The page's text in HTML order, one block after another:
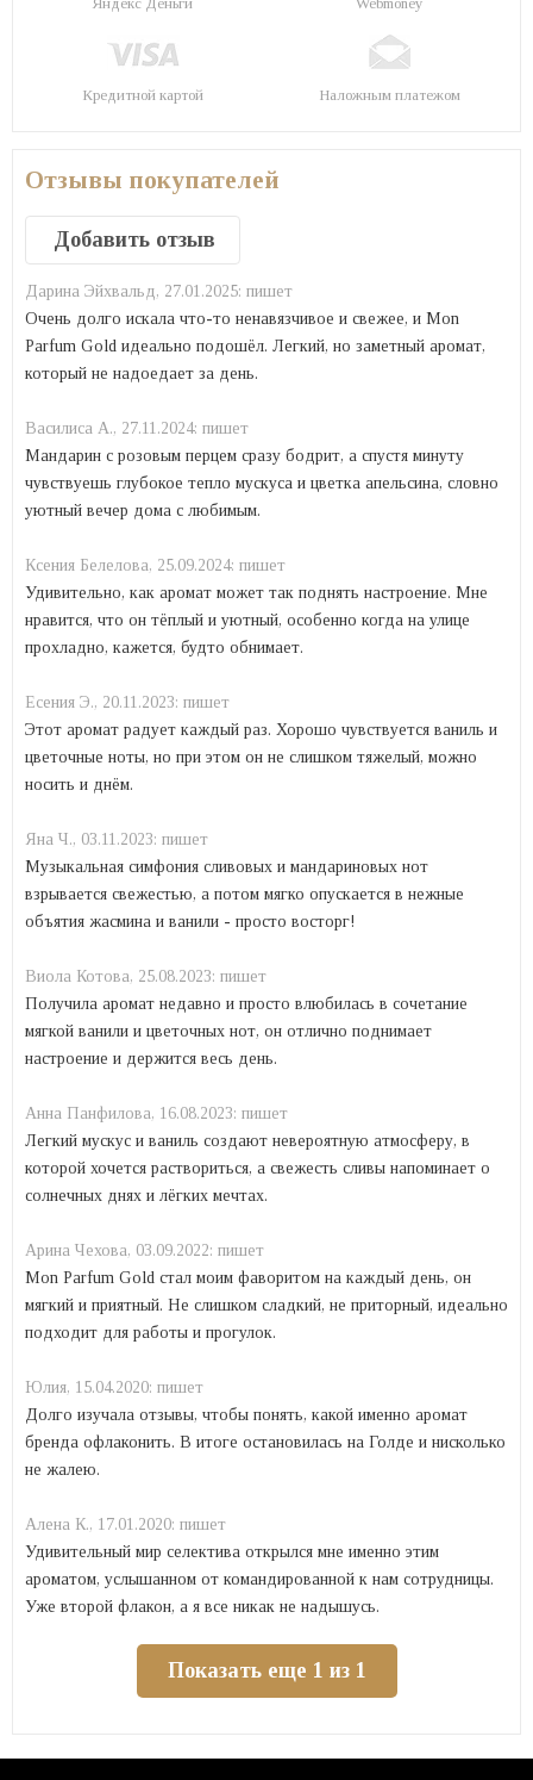
Кредитной картой Наложным платежом
Отзывы покупателей
Добавить отзыв
Дарина Эйхвальд, 27.01.2025: пишет
Очень долго искала что-то ненавязчивое и свежее, и Mon
Parfum Gold идеально подошёл. Легкий, но заметный аромат,
который не надоедает за день.
Василиса А., 27.11.2024: пишет
Мандарин с розовым перцем сразу бодрит, а спустя минуту
чувствуешь глубокое тепло мускуса и цветка апельсина, словно
уютный вечер дома с любимым.
Ксения Белелова, 25.09.2024: пишет
Удивительно, как аромат может так поднять настроение. Мне
нравится, что он тёплый и уютный, особенно когда на улице
прохладно, кажется, будто обнимает.
Есения Э., 20.11.2023: пишет
Этот аромат радует каждый раз. Хорошо чувствуется ваниль и
цветочные ноты, но при этом он не слишком тяжелый, можно
носить и днём.
Яна Ч., 03.11.2023: пишет
Музыкальная симфония сливовых и мандариновых нот
взрывается свежестью, а потом мягко опускается в нежные
объятия жасмина и ванили - просто восторг!
Виола Котова, 25.08.2023: пишет
Получила аромат недавно и просто влюбилась в сочетание
мягкой ванили и цветочных нот, он отлично поднимает
настроение и держится весь день.
Анна Панфилова, 16.08.2023: пишет
Легкий мускус и ваниль создают невероятную атмосферу, в
которой хочется раствориться, а свежесть сливы напоминает о
солнечных днях и лёгких мечтах.
Арина Чехова, 03.09.2022: пишет
Mon Parfum Gold стал моим фаворитом на каждый день, он
мягкий и приятный. Не слишком сладкий, не приторный, идеально
подходит для работы и прогулок.
Юлия, 15.04.2020: пишет
Долго изучала отзывы, чтобы понять, какой именно аромат
бренда офлаконить. В итоге остановилась на Голде и нисколько
не жалею.
Алена К., 17.01.2020: пишет
Удивительный мир селектива открылся мне именно этим
ароматом, услышанном от командированной к нам сотрудницы.
Уже второй флакон, а я все никак не надышусь.
Показать еще 1 из 1